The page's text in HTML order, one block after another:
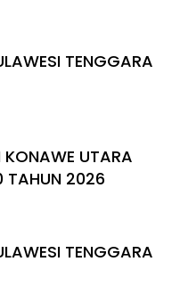
TENGGARA
KONAWE UTARA
TAHUN 2026
TENGGARA